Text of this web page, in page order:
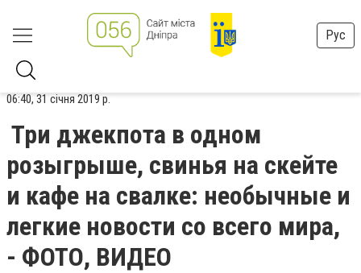
Рус
06:40, 31 січня 2019 р.
Три джекпота в одном
розыгрыше, свинья на скейте
и кафе на свалке: необычные и
легкие новости со всего мира,
- ФОТО, ВИДЕО